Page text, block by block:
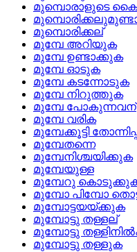
മുമ്പൊരാളുടെ
മുമ്പൊരിക്കല്
മുമ്പേ അറിയുക
മുമ്പേ ഉണ്ടാക്കുക
മുമ്പേ ഓടുക
മുമ്പേ കടന്നോടുക
മുമ്പേ നിറുത്തുക
മുമ്പേ പോകുന്നവന്
മുമ്പേ വരിക
മുമ്പേക്കൂട്ടി
മുമ്പേതന്നെ
മുമ്പേനിശ്ചയിക്കുക
മുമ്പേയുള്ള
മുമ്പേറു
മുമ്പോ പിമ്പോ
മുമ്പോട്ടയയ്‌ക്കുക
മുമ്പോട്ടു തള്ളല്
മുമ്പോട്ടു
മുമ്പോട്ടു തള്ളുക